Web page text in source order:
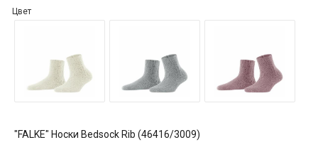
Цвет
"FALKE" Носки Bedsock Rib (46416/3009)